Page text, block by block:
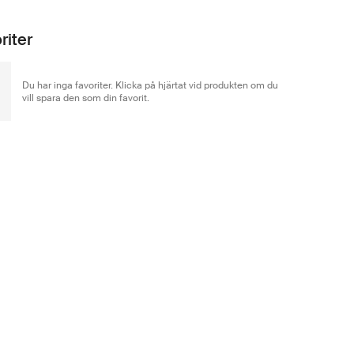
Du har inga favoriter. Klicka på hjärtat vid produkten om du
vill spara den som din favorit.